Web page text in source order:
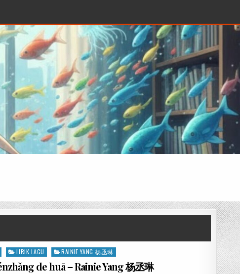
LIRIK LAGU RAINIE YANG 杨丞琳
de huā – Rainie Yang 杨丞琳